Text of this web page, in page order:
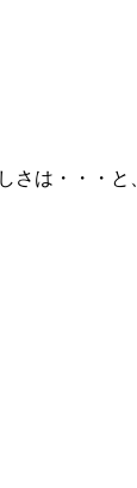
さは・・・